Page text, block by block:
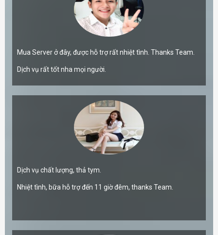
Mua Server ở đây, được hỗ trợ rất nhiệt tình. Thanks Team.
Dịch vụ rất tốt nha mọi người.
Dịch vụ chất lượng, thả tym.
Nhiệt tình, bữa hỗ trợ đến 11 giờ đêm, thanks Team.